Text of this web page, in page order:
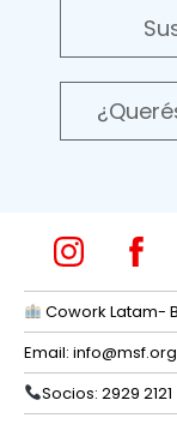
Cowork Latam-
Email:
Socios: 2929 2121